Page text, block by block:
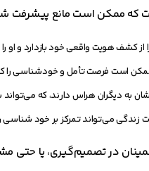
ممکن است مانع پیشرفت
را از کشف هویت واقعی خود بازدارد و
است فرصت تأمل و خودشناسی را
به دیگران هراس دارند، که
زندگی می‌تواند تمرکز بر خود شناسی
در تصمیم‌گیری، یا حتی